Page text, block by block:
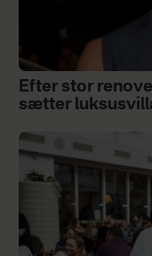
Efter stor
sætter